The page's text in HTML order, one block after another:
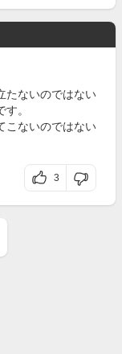
たないのではない
。
こないのではない
3